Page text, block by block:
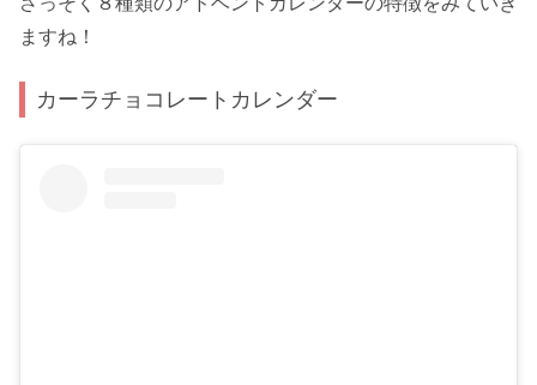
ますね！
カーラチョコレートカレンダー